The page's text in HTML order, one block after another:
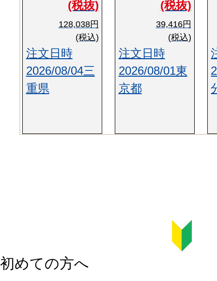
(税抜)
128,038円
(税込)
注文日時
2026/08/04三
重県
(税抜)
39,416円
(税込)
注文日時
2026/08/01東
京都
初めての方へ